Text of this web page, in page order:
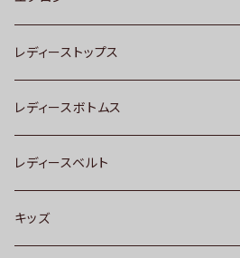
レディーストップス
レディースボトムス
レディースベルト
キッズ